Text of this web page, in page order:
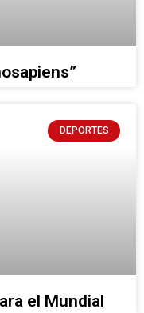
DEPORTES
el Mundial